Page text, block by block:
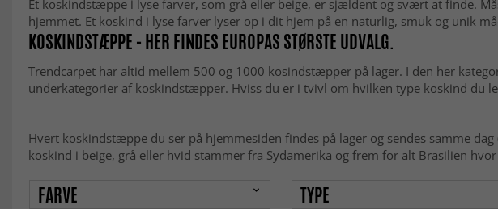
Et koskindstæppe i lyse farver, som grå eller beige, er sjældent og svært at finde.
hjemmet. Et koskind i lyse farver lyser op i dit hjem på en naturlig, smuk og unik
KOSKINDSTÆPPE - HER FINDES EUROPAS STØRSTE UDVALG.
Trendcarpet har altid mellem 500 og 1000 kosindstæpper på lager. I den her
underkategorier af koskindstæpper. Hviss du er i tvivl om hvilken type koskind du
Hvert koskindstæppe du ser på hjemmesiden findes på lager og sendes samme
koskind i beige, grå eller hvid stammer fra Sydamerika og frem for alt Brasilien
FARVE TYPE